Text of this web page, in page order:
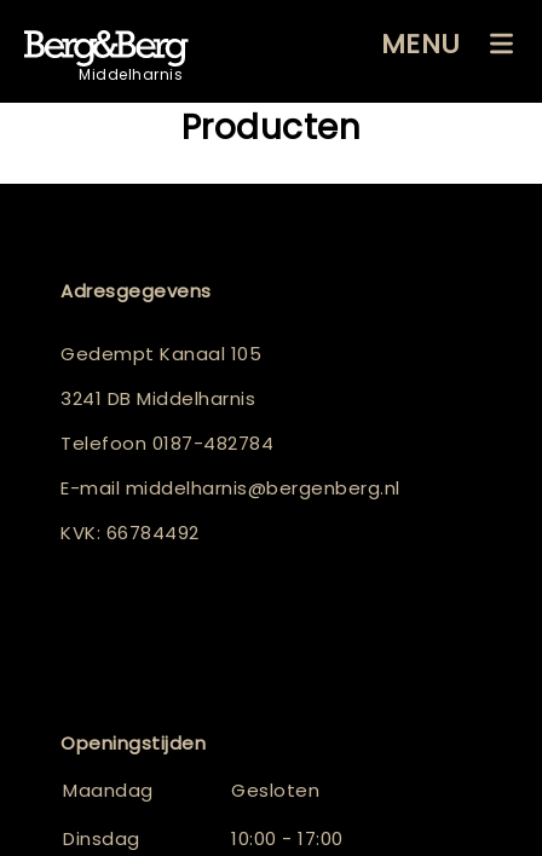
Middelharnis
MENU
Producten
Adresgegevens
Gedempt Kanaal 105
3241 DB Middelharnis
Telefoon 0187-482784
E-mail middelharnis@bergenberg.nl
KVK: 66784492
Openingstijden
Maandag
Gesloten
Dinsdag
10:00 - 17:00